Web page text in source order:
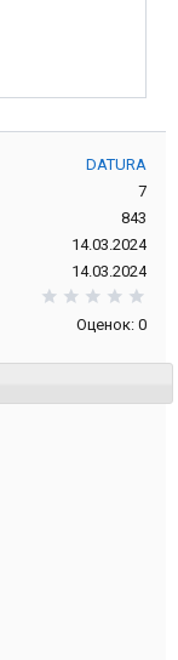
DATURA
7
843
14.03.2024
14.03.2024
Оценок: 0